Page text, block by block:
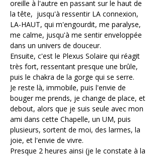
oreille à l'autre en passant sur le haut de
la tête,  jusqu'à ressentir LA connexion,
LA-HAUT, qui m'engourdit, me paralyse,
me calme, jusqu'à me sentir enveloppée
dans un univers de douceur.
Ensuite, c'est le Plexus Solaire qui réagit
très fort, ressentant presque une brûle,
puis le chakra de la gorge qui se serre.
Je reste là, immobile, puis l'envie de
bouger me prends, je change de place, et
debout, alors que je suis seule avec mon
ami dans cette Chapelle, un UM, puis
plusieurs, sortent de moi, des larmes, la
joie, et l'envie de vivre.
Presque 2 heures ainsi (je le constate à la